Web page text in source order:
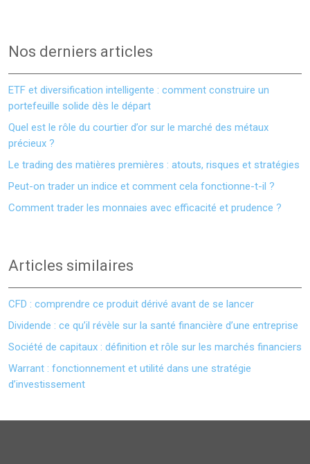
Nos derniers articles
ETF et diversification intelligente : comment construire un
portefeuille solide dès le départ
Quel est le rôle du courtier d’or sur le marché des métaux
précieux ?
Le trading des matières premières : atouts, risques et stratégies
Peut-on trader un indice et comment cela fonctionne-t-il ?
Comment trader les monnaies avec efficacité et prudence ?
Articles similaires
CFD : comprendre ce produit dérivé avant de se lancer
Dividende : ce qu’il révèle sur la santé financière d’une entreprise
Société de capitaux : définition et rôle sur les marchés financiers
Warrant : fonctionnement et utilité dans une stratégie
d’investissement